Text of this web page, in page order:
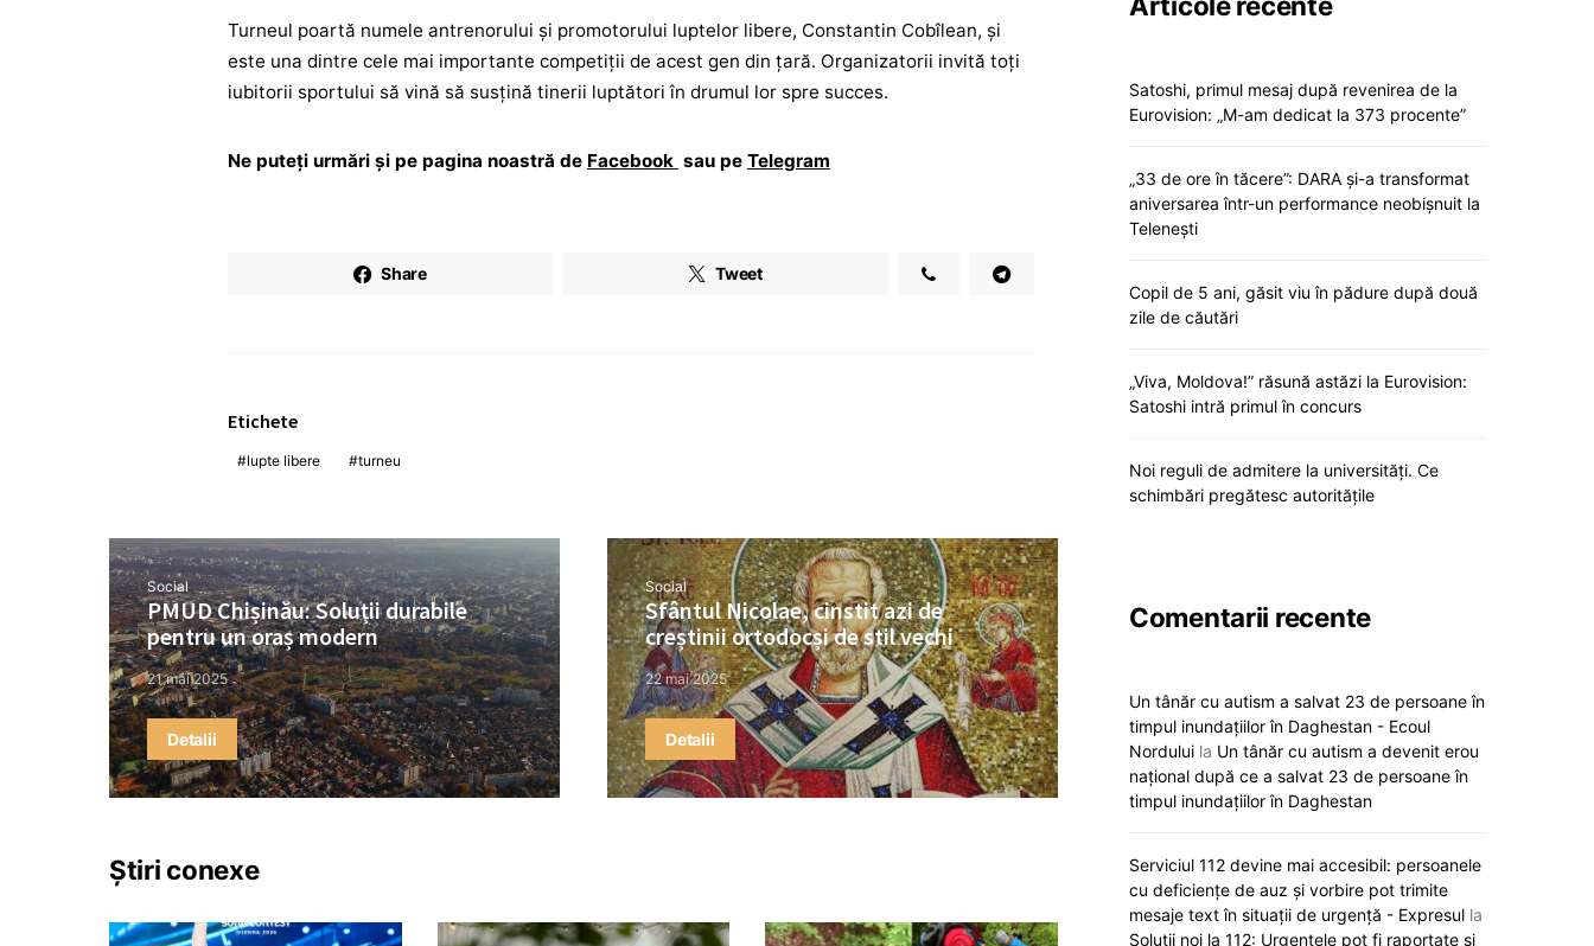
Turneul poartă numele antrenorului și promotorului luptelor libere, Constantin Cobîlean, și
este una dintre cele mai importante competiții de acest gen din țară. Organizatorii invită toți
iubitorii sportului să vină să susțină tinerii luptători în drumul lor spre succes.
Ne puteți urmări și pe pagina noastră de Facebook sau pe Telegram
Share Tweet
Etichete
lupte libere turneu
Social
PMUD Chișinău: Soluții durabile
pentru un oraș modern
21 mai 2025
Detalii
Social
Sfântul Nicolae, cinstit azi de
creștinii ortodocși de stil vechi
22 mai 2025
Detalii
Știri conexe
Satoshi, primul mesaj după revenirea de la
Eurovision: „M-am dedicat la 373 procente”
„33 de ore în tăcere”: DARA și-a transformat
aniversarea într-un performance neobișnuit la
Telenești
Copil de 5 ani, găsit viu în pădure după două
zile de căutări
„Viva, Moldova!” răsună astăzi la Eurovision:
Satoshi intră primul în concurs
Noi reguli de admitere la universități. Ce
schimbări pregătesc autoritățile
Comentarii recente
Un tânăr cu autism a salvat 23 de persoane în
timpul inundațiilor în Daghestan - Ecoul
Nordului la Un tânăr cu autism a devenit erou
național după ce a salvat 23 de persoane în
timpul inundațiilor în Daghestan
Serviciul 112 devine mai accesibil: persoanele
cu deficiențe de auz și vorbire pot trimite
mesaje text în situații de urgență - Expresul la
Soluții noi la 112: Urgențele pot fi raportate și